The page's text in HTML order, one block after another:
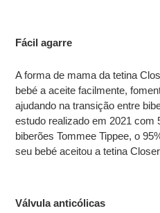
Fácil agarre
A forma de mama da tetina
bebé a aceite facilmente,
ajudando na transição entre
estudo realizado em 2021 com
biberões Tommee Tippee, o
seu bebé aceitou a tetina
Válvula anticólicas